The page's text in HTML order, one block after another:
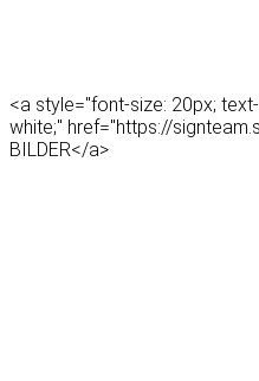
<a style="font-size: 20px;
white;" href="https://
BILDER</a>